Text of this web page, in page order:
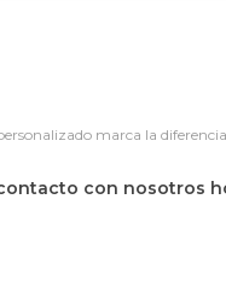
marca la
con nosotros